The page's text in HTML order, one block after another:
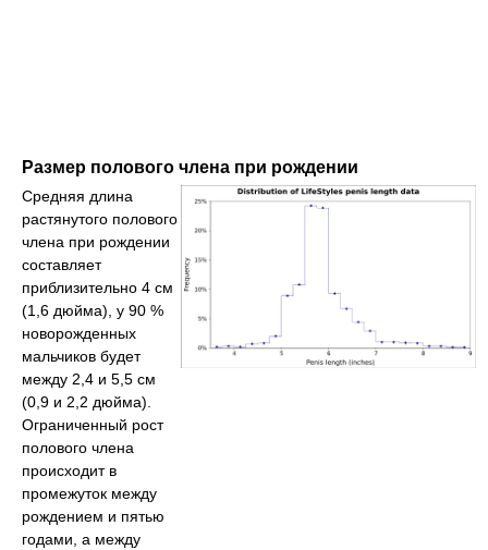
Размер полового члена при рождении
Средняя длина
растянутого полового
члена при рождении
составляет
приблизительно 4 см
(1,6 дюйма), у 90 %
новорожденных
мальчиков будет
между 2,4 и 5,5 см
(0,9 и 2,2 дюйма).
Ограниченный рост
полового члена
происходит в
промежуток между
рождением и пятью
годами, а между